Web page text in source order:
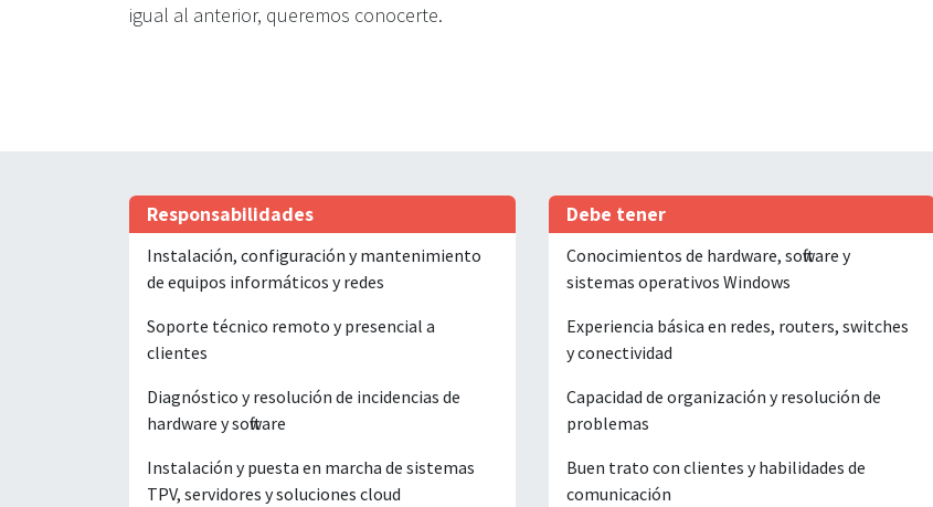
igual al anterior, queremos conocerte.
Responsabilidades
Instalación, configuración y mantenimiento
de equipos informáticos y redes
Soporte técnico remoto y presencial a
clientes
Diagnóstico y resolución de incidencias de
hardware y software
Instalación y puesta en marcha de sistemas
TPV, servidores y soluciones cloud
Debe tener
Conocimientos de hardware, software y
sistemas operativos Windows
Experiencia básica en redes, routers, switches
y conectividad
Capacidad de organización y resolución de
problemas
Buen trato con clientes y habilidades de
comunicación